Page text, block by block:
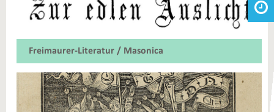
Freimaurer-Literatur / Masonica